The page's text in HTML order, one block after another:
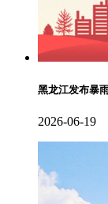
黑龙江发布暴
2026-06-19